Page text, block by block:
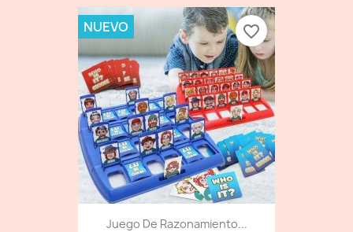
Juego De Razonamiento...
NUEVO favorite_border